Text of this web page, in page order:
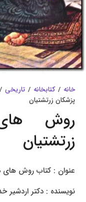
خانه /کتابخانه /تاریخی
پزشکان زرتشتیان
روش
زرتشتیان
عنوان : کتاب روش های
نویسنده : دکتر اردشیر